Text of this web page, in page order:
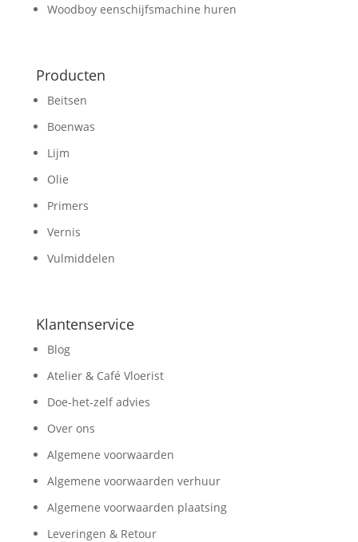
Woodboy eenschijfsmachine huren
Producten
Beitsen
Boenwas
Lijm
Olie
Primers
Vernis
Vulmiddelen
Klantenservice
Blog
Atelier & Café Vloerist
Doe-het-zelf advies
Over ons
Algemene voorwaarden
Algemene voorwaarden verhuur
Algemene voorwaarden plaatsing
Leveringen & Retour